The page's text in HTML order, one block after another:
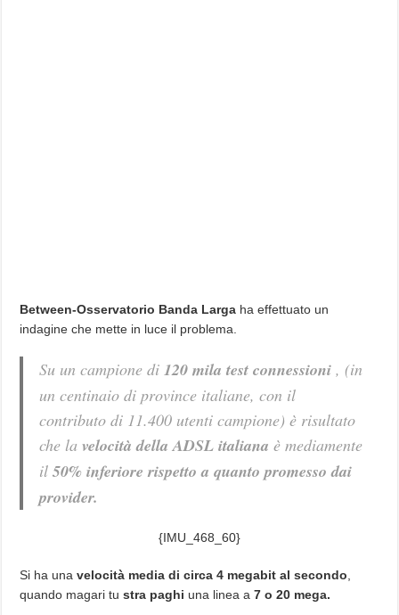
Between-Osservatorio Banda Larga ha effettuato un
indagine che mette in luce il problema.
Su un campione di120 mila test connessioni , (in
un centinaio di province italiane, con il
contributo di 11.400 utenti campione) è risultato
che lavelocità della ADSL italiana è mediamente
il50% inferiore rispetto a quanto promesso dai
provider.
{IMU_468_60}
Si ha unavelocità media di circa 4 megabit al secondo
quando magari tustra paghi una linea a7 o 20 mega.